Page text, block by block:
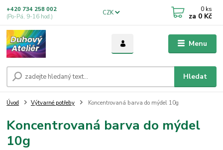
Menu
CZK
Hledat
+420 734 258 002
(Po-Pá, 9-16 hod.)
0 ks
za 0 Kč
Úvod Výtvarné potřeby Koncentrovaná barva do mýdel 10g
Koncentrovaná barva do mýdel
10g